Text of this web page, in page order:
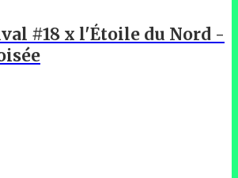
#18 x l'Étoile du Nord -